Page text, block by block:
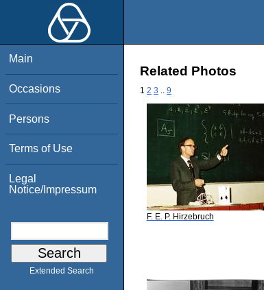
Main
Occasions
Persons
Terms of Use
Legal
Notice/Impressum
Extended Search
Related Photos
1 2 3 9
F. E. P. Hirzebruch